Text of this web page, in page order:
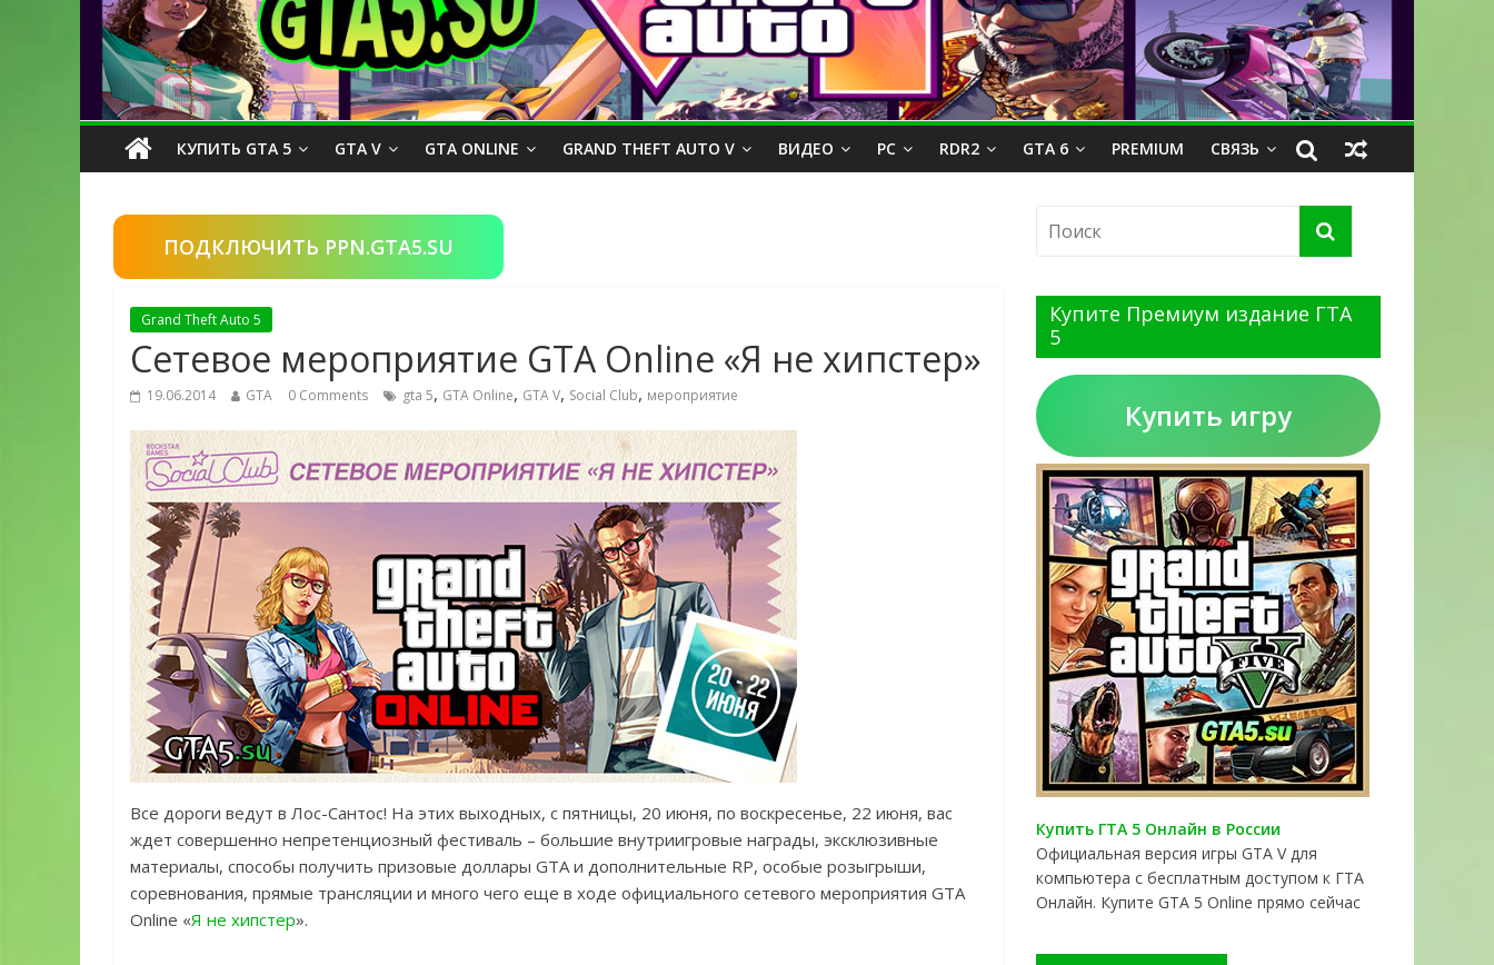
КУПИТЬ GTA 5 GTA V GTA ONLINE GRAND THEFT AUTO V ВИДЕО PC RDR2 GTA 6 PREMIUM СВЯЗЬ
ПОДКЛЮЧИТЬ PPN.GTA5.SU
Grand Theft Auto 5
Сетевое мероприятие GTA Online «Я не хипстер»
19.06.2014 GTA 0 Comments gta 5, GTA Online, GTA V, Social Club, мероприятие
Все дороги ведут в Лос-Сантос! На этих выходных, с пятницы, 20 июня, по воскресенье, 22 июня, вас
ждет совершенно непретенциозный фестиваль – большие внутриигровые награды, эксклюзивные
материалы, способы получить призовые доллары GTA и дополнительные RP, особые розыгрыши,
соревнования, прямые трансляции и много чего еще в ходе официального сетевого мероприятия GTA
Online «Я не хипстер».
Купите Премиум издание ГТА
5
Купить игру
Купить ГТА 5 Онлайн в России
Официальная версия игры GTA V для
компьютера с бесплатным доступом к ГТА
Онлайн. Купите GTA 5 Online прямо сейчас